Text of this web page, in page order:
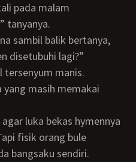
pada malam
tanyanya.
disetubuhi lagi?”
tersenyum manis.
fisik orang bule
bangsaku sendiri.